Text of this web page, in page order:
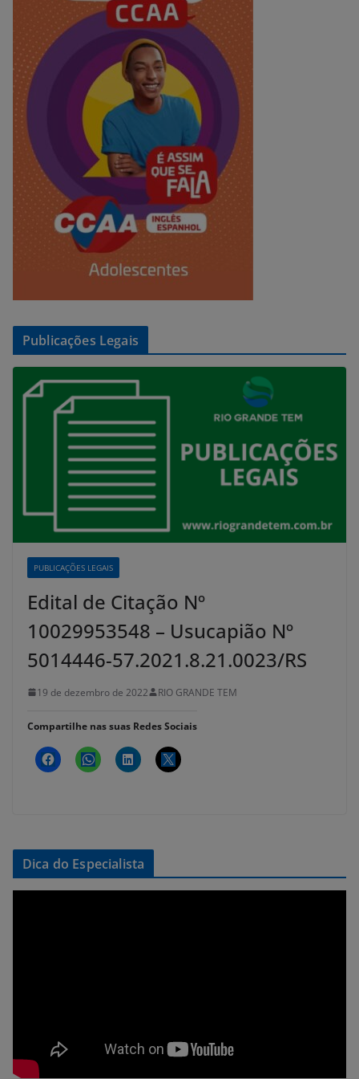
Publicações Legais
PUBLICAÇÕES LEGAIS
Edital de Citação Nº
10029953548 – Usucapião Nº
5014446-57.2021.8.21.0023/RS
19 de dezembro de 2022 RIO GRANDE TEM
Compartilhe nas suas Redes Sociais
Dica do Especialista